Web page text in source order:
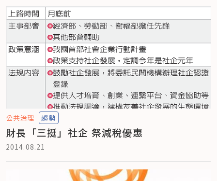
公共治理 趨勢
財長「三挺」社企 祭減稅優惠
2014.08.21